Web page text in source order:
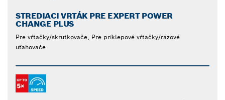
STREDIACI VRTÁK PRE EXPERT POWER
CHANGE PLUS
Pre vŕtačky/skrutkovače, Pre príklepové vŕtačky/rázové
uťahovače